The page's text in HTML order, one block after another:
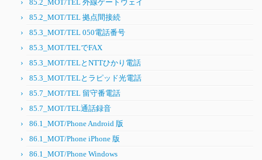
85.2_MOT/TEL 外線ゲートウェイ
85.2_MOT/TEL 拠点間接続
85.3_MOT/TEL 050電話番号
85.3_MOT/TELでFAX
85.3_MOT/TELとNTTひかり電話
85.3_MOT/TELとラピッド光電話
85.7_MOT/TEL 留守番電話
85.7_MOT/TEL通話録音
86.1_MOT/Phone Android 版
86.1_MOT/Phone iPhone 版
86.1_MOT/Phone Windows